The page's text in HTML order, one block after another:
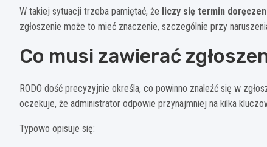
W takiej sytuacji trzeba pamiętać, że liczy się termin
zgłoszenie może to mieć znaczenie, szczególnie przy
Co musi zawierać
RODO dość precyzyjnie określa, co powinno znaleźć się w
oczekuje, że administrator odpowie przynajmniej na kilka
Typowo opisuje się: